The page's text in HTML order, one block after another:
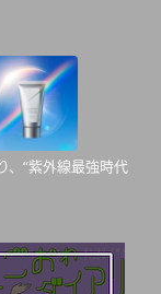
、“紫外線最強時代